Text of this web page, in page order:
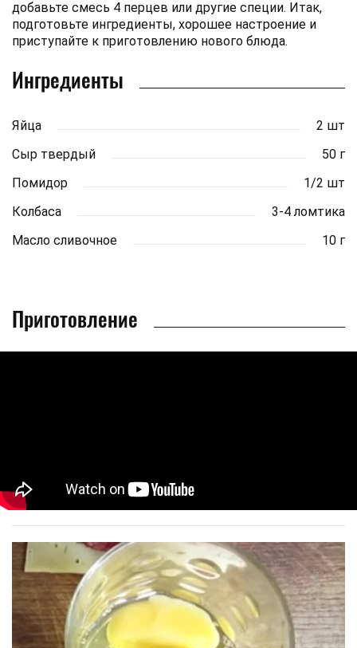
добавьте смесь 4 перцев или другие специи. Итак,
подготовьте ингредиенты, хорошее настроение и
приступайте к приготовлению нового блюда.
Ингредиенты
Яйца
2 шт
Сыр твердый
50 г
Помидор
1/2 шт
Колбаса
3-4 ломтика
Масло сливочное
10 г
Приготовление